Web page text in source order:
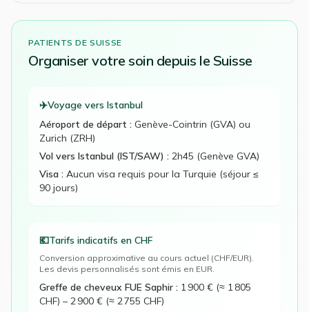
PATIENTS DESUISSE
Organiser votre soin depuis le Suisse
✈️Voyage vers Istanbul
Aéroport de départ : Genève-Cointrin (GVA) ou
Zurich (ZRH)
Vol vers Istanbul (IST/SAW) : 2h45 (Genève GVA)
Visa : Aucun visa requis pour la Turquie (séjour ≤
90 jours)
💶Tarifs indicatifs en CHF
Conversion approximative au cours actuel (CHF/EUR).
Les devis personnalisés sont émis en EUR.
Greffe de cheveux FUE Saphir : 1 900 € (≈ 1 805
CHF) – 2 900 € (≈ 2 755 CHF)